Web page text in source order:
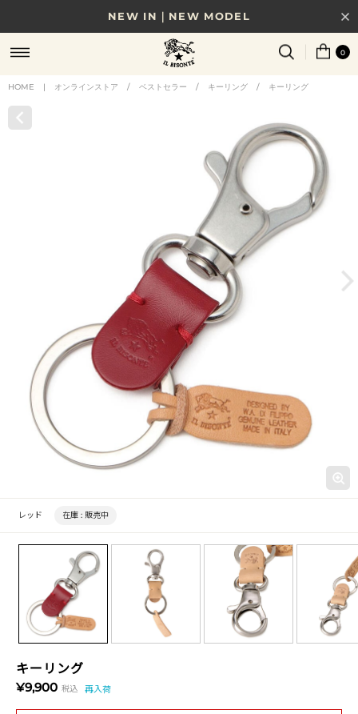
NEW IN｜NEW MODEL
8/17(月)10時まで｜税込11,000円以上で送料無料
贈る相手やシーンから選べる、新しいギフトガイド
0
HOME | オンラインストア / ベストセラー / キーリング / キーリング
キーリング
¥9,900 税込 再入荷
レッド 在庫 : 販売中